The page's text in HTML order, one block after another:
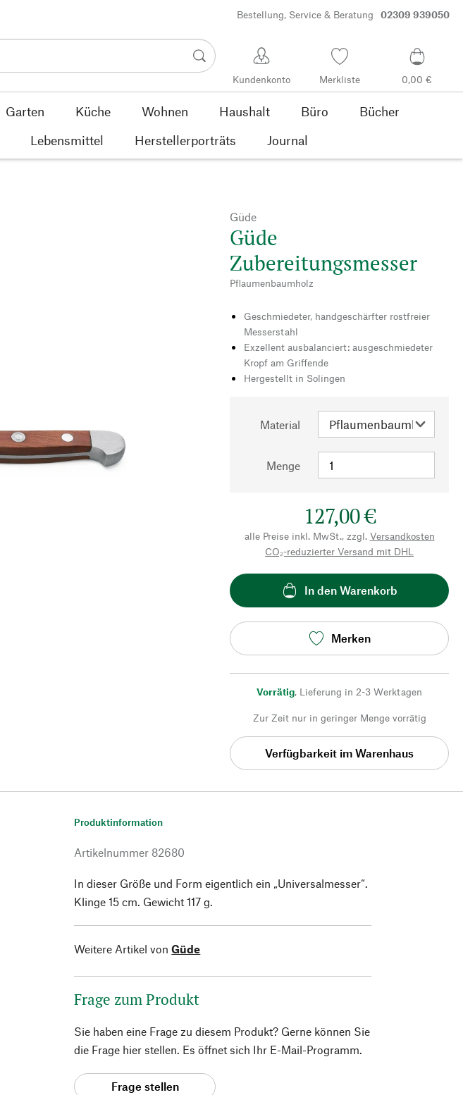
Bestellung, Service & Beratung 02309 939050
Kundenkonto Merkliste 0,00 €
Garten Küche Wohnen Haushalt Büro
Bücher
Lebensmittel Herstellerporträts Journal
Güde
Güde
Zubereitungsmesser
Pflaumenbaumholz
Geschmiedeter, handgeschärfter rostfreier
Messerstahl
Exzellent ausbalanciert: ausgeschmiedeter
Kropf am Griffende
Hergestellt in Solingen
Material
Menge
127,00 €
alle Preise inkl. MwSt., zzgl. Versandkosten
CO₂-reduzierter Versand mit DHL
In den Warenkorb
Merken
Vorrätig, Lieferung in 2-3 Werktagen
Zur Zeit nur in geringer Menge vorrätig
Verfügbarkeit im Warenhaus
Produktinformation
Artikelnummer 82680
In dieser Größe und Form eigentlich ein „Universalmesser“.
Klinge 15 cm. Gewicht 117 g.
Weitere Artikel von Güde
Frage zum Produkt
Sie haben eine Frage zu diesem Produkt? Gerne können Sie
die Frage hier stellen. Es öffnet sich Ihr E-Mail-Programm.
Frage stellen